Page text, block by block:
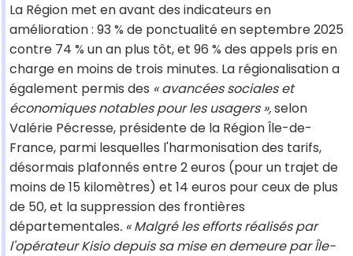
La Région met en avant des indicateurs en
amélioration : 93 % de ponctualité en septembre 2025
contre 74 % un an plus tôt, et 96 % des appels pris en
charge en moins de trois minutes. La régionalisation a
également permis des « avancées sociales et
économiques notables pour les usagers »,selon
Valérie Pécresse, présidente de la Région Île-de-
France, parmi lesquelles l'harmonisation des tarifs,
désormais plafonnés entre 2 euros (pour un trajet de
moins de 15 kilomètres) et 14 euros pour ceux de plus
de 50, et la suppression des frontières
départementales. « Malgré les efforts réalisés par
l'opérateur Kisio depuis sa mise en demeure par Île-